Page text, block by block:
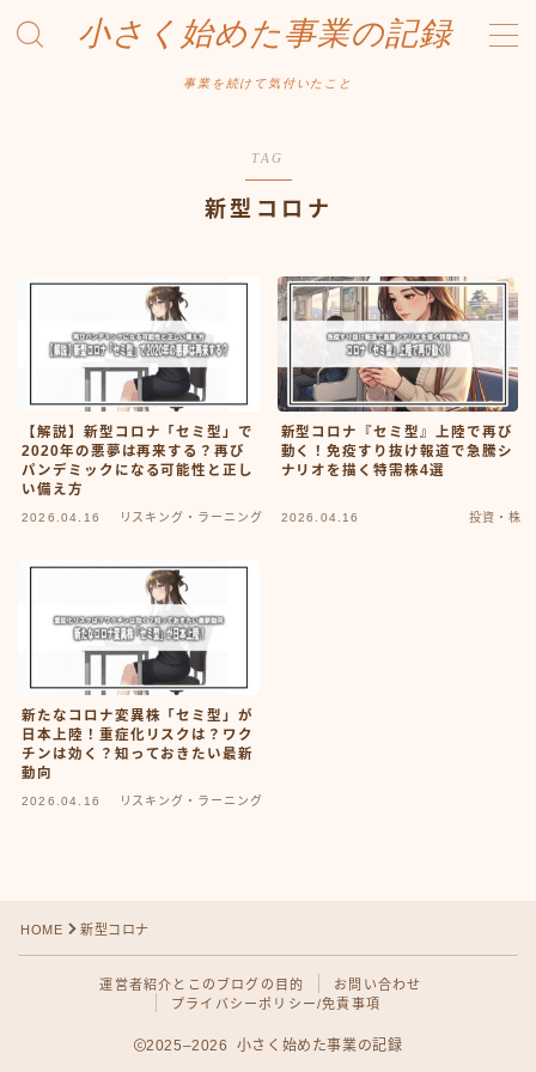
小さく始めた事業の記録
事業を続けて気付いたこと
出品ノウハウ
フリマ物販
Yahoo出品
メルカリ販売
投資・株
リスキング・ラーニング
TAG
新型コロナ
【解説】新型コロナ「セミ型」で
2020年の悪夢は再来する？再び
パンデミックになる可能性と正し
い備え方
2026.04.16 リスキング・ラーニング
新型コロナ『セミ型』上陸で再び
動く！免疫すり抜け報道で急騰シ
ナリオを描く特需株4選
2026.04.16 投資・株
新たなコロナ変異株「セミ型」が
日本上陸！重症化リスクは？ワク
チンは効く？知っておきたい最新
動向
2026.04.16 リスキング・ラーニング
HOME 新型コロナ
運営者紹介とこのブログの目的
お問い合わせ
プライバシーポリシー/免責事項
2025–2026 小さく始めた事業の記録